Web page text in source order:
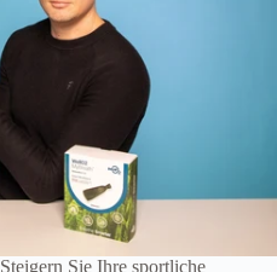
Steigern Sie Ihre sportliche